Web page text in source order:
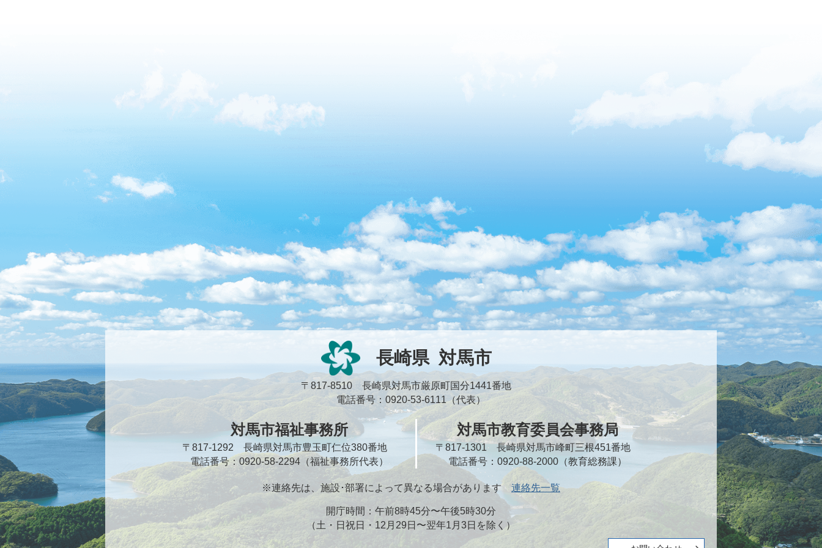
長崎県 対馬市
〒817-8510 長崎県対馬市厳原町国分1441番地
電話番号：0920-53-6111（代表）
対馬市福祉事務所
〒817-1292 長崎県対馬市豊玉町仁位380番地
電話番号：0920-58-2294（福祉事務所代表）
対馬市教育委員会事務局
〒817-1301 長崎県対馬市峰町三根451番地
電話番号：0920-88-2000（教育総務課）
※連絡先は、施設･部署によって異なる場合があります連絡先一覧
開庁時間：午前8時45分〜午後5時30分
（土・日祝日・12月29日〜翌年1月3日を除く）